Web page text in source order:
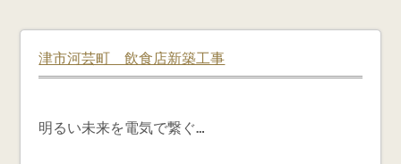
津市河芸町 飲食店新築工事
明るい未来を電気で繋ぐ…